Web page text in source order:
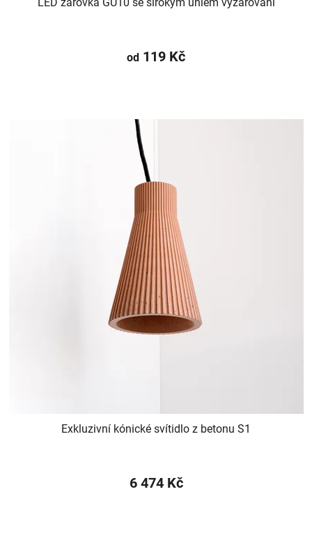
od 119 Kč
Exkluzivní kónické svítidlo z betonu S1
6 474 Kč